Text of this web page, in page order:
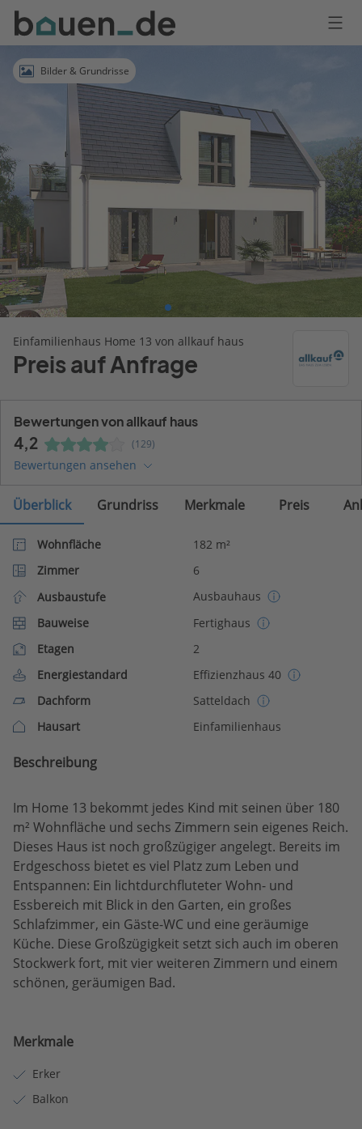
Bauen
Logo
AnmeldenBilder & Grundrisse
Einfamilienhaus Home 13 von allkauf haus
Preis auf Anfrage
Bewertungen von allkauf haus
4,2 (129)
Bewertungen ansehen
Überblick Grundriss Merkmale Preis
Wohnfläche
182 m²
Zimmer
6
Ausbaustufe
Ausbauhaus
Bauweise
Fertighaus
Etagen
2
Energiestandard
Effizienzhaus 40
Dachform
Satteldach
Hausart
Einfamilienhaus
Beschreibung
Im Home 13 bekommt jedes Kind mit seinen über 180
m² Wohnfläche und sechs Zimmern sein eigenes Reich.
Dieses Haus ist noch großzügiger angelegt. Bereits im
Erdgeschoss bietet es viel Platz zum Leben und
Entspannen: Ein lichtdurchfluteter Wohn- und
Essbereich mit Blick in den Garten, ein großes
Schlafzimmer, ein Gäste-WC und eine geräumige
Küche. Diese Großzügigkeit setzt sich auch im oberen
Stockwerk fort, mit vier weiteren Zimmern und einem
schönen, geräumigen Bad.
Merkmale
Erker
Balkon